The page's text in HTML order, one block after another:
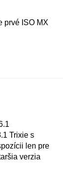
prvé ISO MX
Trixie s
len pre
verzia